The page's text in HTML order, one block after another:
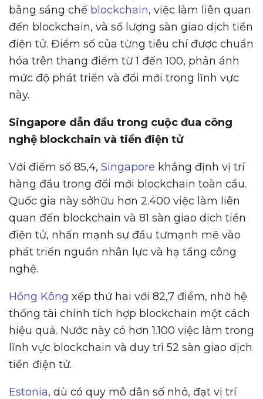
bằng sáng chế blockchain, việc làm liên quan
đến blockchain, và số lượng sàn giao dịch tiền
điện tử. Điểm số của từng tiêu chí được chuẩn
hóa trên thang điểm từ 1 đến 100, phản ánh
mức độ phát triển và đổi mới trong lĩnh vực
này.
Singapore dẫn đầu trong cuộc đua công
nghệ blockchain và tiền điện tử
Với điểm số 85,4, Singapore khẳng định vị trí
hàng đầu trong đổi mới blockchain toàn cầu.
Quốc gia này sởhữu hơn 2.400 việc làm liên
quan đến blockchain và 81 sàn giao dịch tiền
điện tử, nhấn mạnh sự đầu tưmạnh mẽ vào
phát triển nguồn nhân lực và hạ tầng công
nghệ.
Hồng Kông xếp thứ hai với 82,7 điểm, nhờ hệ
thống tài chính tích hợp blockchain một cách
hiệu quả. Nước này có hơn 1.100 việc làm trong
lĩnh vực blockchain và duy trì 52 sàn giao dịch
tiền điện tử.
Estonia, dù có quy mô dân số nhỏ, đạt vị trí